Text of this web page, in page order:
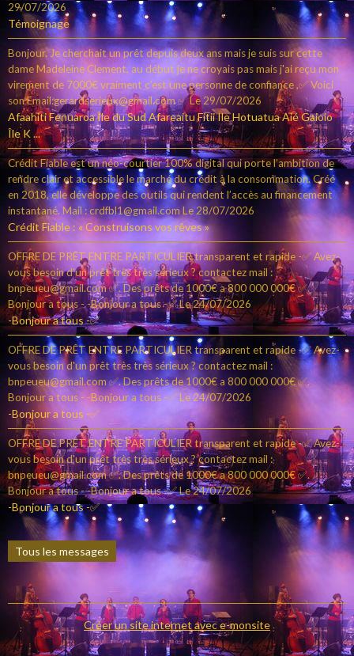
29/07/2026
Témoignage
Bonjour. Je cherchait un prêt depuis deux ans mais je suis sur cette
dame Madeleine Clement, au début je ne croyais pas mais j'ai reçu mon
virement de 7000€ vraiment c’est une personne de confiance ,✅ Voici
son Email:gerardserieux@gmail.com ✅Le 29/07/2026
Afaahiti Fenuaroa Île du Sud Afareaitu Fitii Ile Hotuatua Aié Gaioio
Île K ...
Crédit Fiable est un néo-courtier 100% digital qui porte l’ambition de
rendre clair et accessible le marché du crédit à la consommation. Créé
en 2018, elle développe des outils qui rendent l’accès au financement
instantané. Mail : crdfbl1@gmail.com Le 28/07/2026
Crédit Fiable : « Construisons vos rêves »
OFFRE DE PRÊT ENTRE PARTICULIER transparent et rapide -✅ Avez-
vous besoin d'un prêt très très sérieux ? contactez mail :
bnpeueu@gmail.com ✅. Des prêts de 1000€ a 800 000 000€ ✅.
Bonjour a tous - -Bonjour a tous -✅Le 24/07/2026
-Bonjour a tous -✅
OFFRE DE PRÊT ENTRE PARTICULIER transparent et rapide -✅ Avez-
vous besoin d'un prêt très très sérieux ? contactez mail :
bnpeueu@gmail.com ✅. Des prêts de 1000€ a 800 000 000€ ✅.
Bonjour a tous - -Bonjour a tous -✅Le 24/07/2026
-Bonjour a tous -✅
OFFRE DE PRÊT ENTRE PARTICULIER transparent et rapide -✅ Avez-
vous besoin d'un prêt très très sérieux ? contactez mail :
bnpeueu@gmail.com ✅. Des prêts de 1000€ a 800 000 000€ ✅.
Bonjour a tous - -Bonjour a tous -✅Le 24/07/2026
-Bonjour a tous -✅
Tous les messages
Créer un site internet avec e-monsite